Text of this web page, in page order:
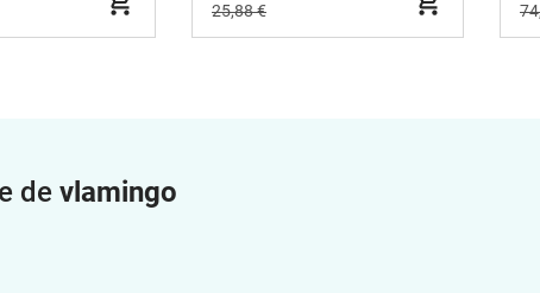
25,88 €
de vlamingo